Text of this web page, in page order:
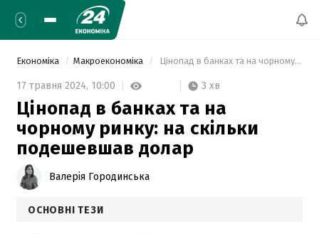
Економіка Макроекономіка Цінопад в банках та на чорному ринку: на скільки подешевшав долар
17 травня 2024, 10:00 3 хв
Цінопад в банках та на
чорному ринку: на скільки
подешевшав долар
Валерія Городинська
ОСНОВНІ ТЕЗИ